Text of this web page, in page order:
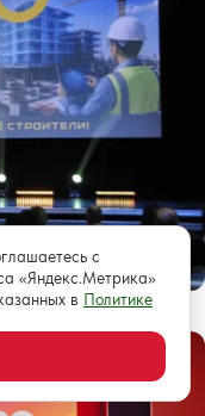
строителей
с
«Яндекс.Метрика»
в Политике